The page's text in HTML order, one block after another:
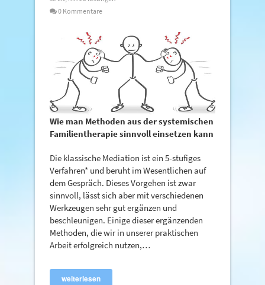
0 Kommentare
Wie man Methoden aus der systemischen
Familientherapie sinnvoll einsetzen kann
Die klassische Mediation ist ein 5-stufiges
Verfahren* und beruht im Wesentlichen auf
dem Gespräch. Dieses Vorgehen ist zwar
sinnvoll, lässt sich aber mit verschiedenen
Werkzeugen sehr gut ergänzen und
beschleunigen. Einige dieser ergänzenden
Methoden, die wir in unserer praktischen
Arbeit erfolgreich nutzen,…
weiterlesen